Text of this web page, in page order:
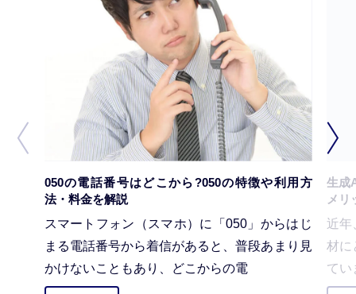
050の電話番号はどこから?050の特徴や利用方
法・料金を解説
スマートフォン（スマホ）に「050」からはじ
まる電話番号から着信があると、普段あまり見
かけないこともあり、どこからの電
生成
メリ
近年
材に
てい